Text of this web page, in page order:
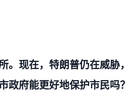
现在，特朗普仍在威胁，
府能更好地保护市民吗？